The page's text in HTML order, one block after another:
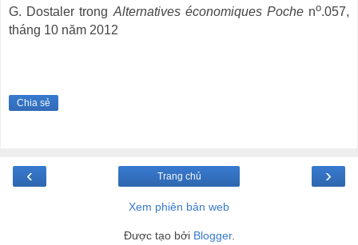
G. Dostaler trong Alternatives économiques Pocheno.057,
tháng 10 năm 2012
Chia sẻ
‹ ›
Trang chủ
Xem phiên bản web
Được tạo bởi Blogger.